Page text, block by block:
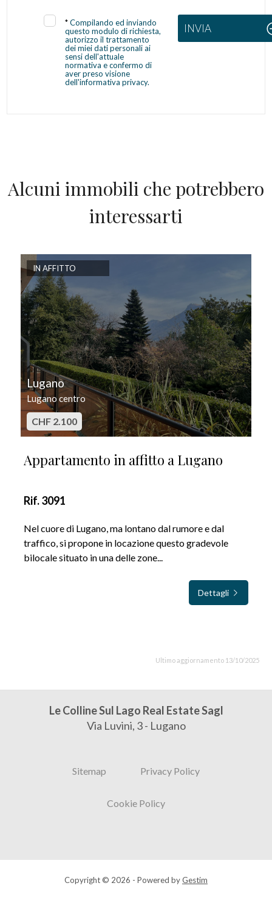
*Compilando ed inviando
questo modulo di richiesta,
autorizzo il trattamento
dei miei dati personali ai
sensi dell'attuale
normativa e confermo di
aver preso visione
dell'informativa privacy.
INVIA
Alcuni immobili che potrebbero
interessarti
IN AFFITTO
Lugano
Lugano centro
CHF 2.100
Appartamento in affitto a Lugano
Rif. 3091
Nel cuore di Lugano, ma lontano dal rumore e dal
traffico, si propone in locazione questo gradevole
bilocale situato in una delle zone...
Dettagli
Ultimo aggiornamento 13/10/2025
Le Colline Sul Lago Real Estate Sagl
Via Luvini, 3 - Lugano
Sitemap Privacy Policy
Cookie Policy
Copyright © 2026 - Powered byGestim